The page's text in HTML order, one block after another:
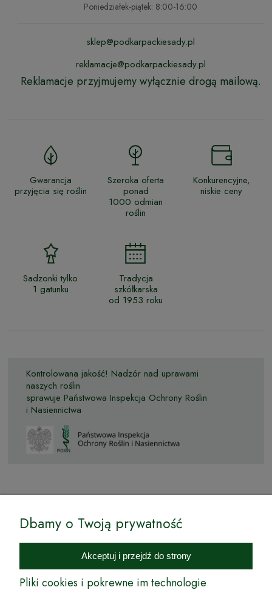
Poniedziałek-piątek: 8:00-16:00
sklep@podkarpackiesady.pl
reklamacje@podkarpackiesady.pl
Reklamacje przyjmujemy wyłącznie drogą mailową.
Gwarancja
przyjęcia się roślin
Szeroka oferta
ponad
1000 odmian
roślin
Konkurencyjne,
niskie ceny
Sadzonki tylko
1 gatunku
Tradycja
szkółkarska
od 1953 roku
Kontrolowana jakość! Nadzór nad uprawami
naszych roślin
sprawuje Państwowa Inspekcja Ochrony Roślin
i Nasiennictwa
Internetowy Sklep Ogrodniczy Podkarpackie Sady to inicjatywa
podkarpackich szkółkarzy, której zamierzeniem jest wprowadzenie na
rynek wysokiej jakości drzewek owocowych, drzewek ozdobnych oraz
innych produktów pozwalających na uprawianie zarówno małych, jak
Dbamy o Twoją prywatność
Akceptuj i przejdź do strony
Pliki cookies i pokrewne im technologie